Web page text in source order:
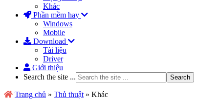
Khác
Phần mềm hay
Windows
Mobile
Download
Tài liệu
Driver
Giới thiệu
Search the site ...
Trang chủ » Thủ thuật » Khác